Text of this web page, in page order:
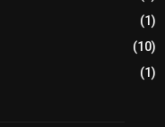
(1)
(10)
(1)